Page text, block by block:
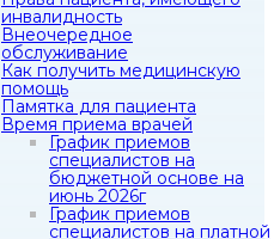
инвалидность
Внеочередное
обслуживание
Как получить медицинскую
помощь
Памятка для пациента
Время приема врачей
График приемов
специалистов на
бюджетной основе на
июнь 2026г
График приемов
специалистов на платной